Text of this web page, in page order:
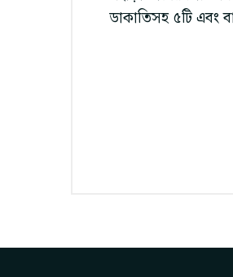
ডাকাতিসহ ৫টি এবং